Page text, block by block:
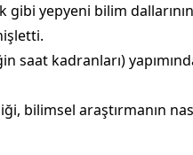
yepyeni bilim
saat kadranları)
bilimsel araştırmanın